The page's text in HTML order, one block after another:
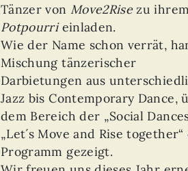
Tänzer von Move2Risezu
Potpourrieinladen.
Wie der Name schon verrät,
Mischung tänzerischer
Darbietungen aus
Jazz bis Contemporary Dance,
dem Bereich der „Social
„Let´s Move and Rise
Programm gezeigt.